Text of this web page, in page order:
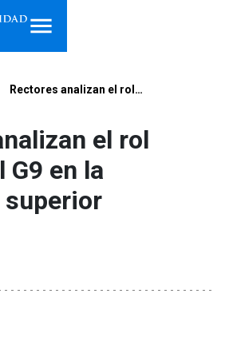
e
Rectores analizan el rol…
el rol
G9 en la
superior